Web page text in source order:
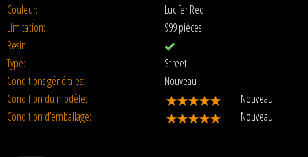
Couleur:
Lucifer Red
Limitation:
999 pièces
Resin:
Type:
Street
Conditions générales:
Nouveau
Condition du modèle:
Nouveau
Condition d’emballage:
Nouveau